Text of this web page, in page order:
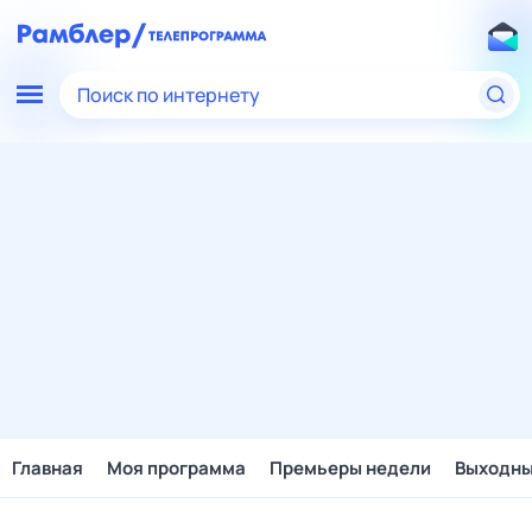
Поиск по интернету
Главная Моя программа Премьеры недели